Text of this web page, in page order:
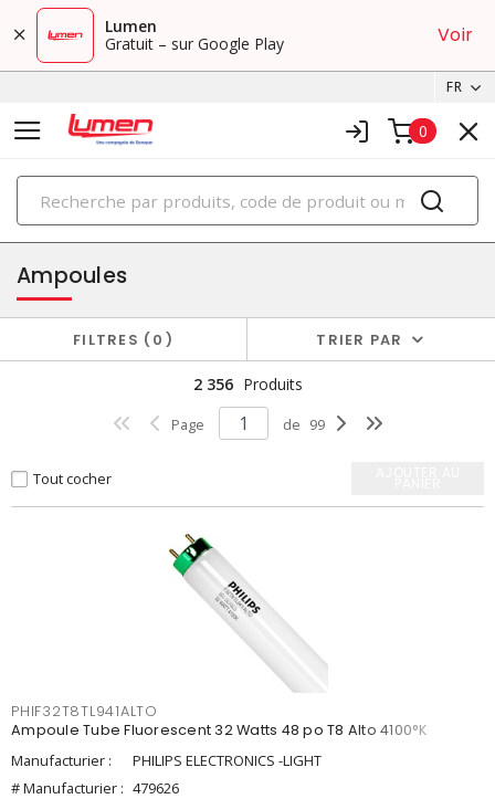
Lumen
Gratuit – sur Google Play
Voir
FR
0
PRODUITS
éclairage
Ampoules
FILTRES 0 TRIER PAR
2 356 Produits
Page de 99
Tout cocher
PHIF32T8TL941ALTO
Ampoule Tube Fluorescent 32 Watts 48 po T8 Alto 4100°K
Manufacturier :
PHILIPS ELECTRONICS -LIGHT
# Manufacturier : 479626